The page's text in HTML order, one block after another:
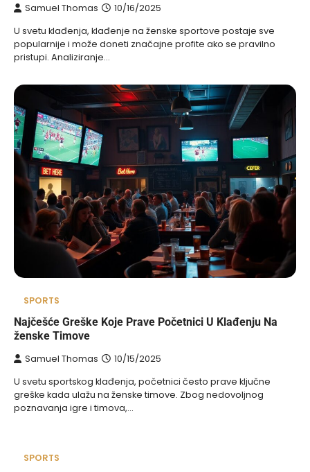
Samuel Thomas 10/16/2025
U svetu klađenja, klađenje na ženske sportove postaje sve
popularnije i može doneti značajne profite ako se pravilno
pristupi. Analiziranje…
SPORTS
Najčešće Greške Koje Prave Početnici U Klađenju Na
ženske Timove
Samuel Thomas 10/15/2025
U svetu sportskog klađenja, početnici često prave ključne
greške kada ulažu na ženske timove. Zbog nedovoljnog
poznavanja igre i timova,…
SPORTS